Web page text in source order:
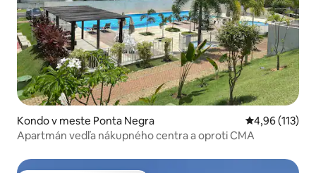
Kondo v meste Ponta Negra Priemerné
4,96 (113)
Apartmán vedľa nákupného centra a oproti CMA